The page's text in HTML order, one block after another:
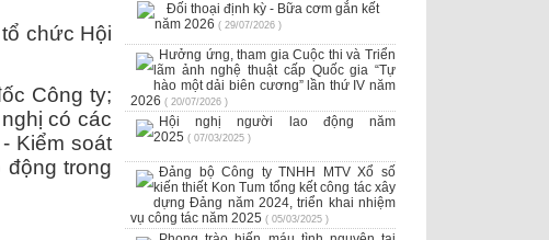
Đối thoại định kỳ - Bữa cơm gắn kết
năm 2026 ( 29/07/2026 )
Hưởng ứng, tham gia Cuộc thi và Triển
lãm ảnh nghệ thuật cấp Quốc gia “Tự
hào một dải biên cương” lần thứ IV năm
2026 ( 20/07/2026 )
Hội nghị người lao động năm
2025 ( 07/03/2025 )
Đảng bộ Công ty TNHH MTV Xổ số
kiến thiết Kon Tum tổng kết công tác xây
dựng Đảng năm 2024, triển khai nhiệm
vụ công tác năm 2025 ( 05/03/2025 )
chức Hội
Công ty;
có các
Kiểm soát
trong